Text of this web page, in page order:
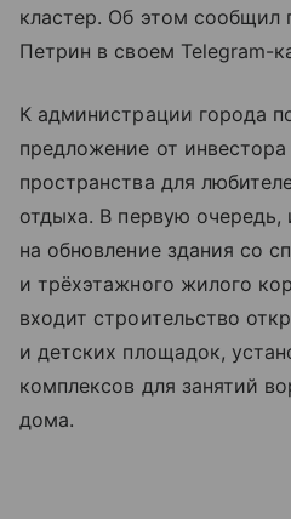
кластер. Об этом сообщил
Петрин в своем Telegram-
К администрации города
предложение от
пространства для
отдыха. В первую очередь,
на обновление здания со
и трёхэтажного жилого
входит строительство
и детских площадок,
комплексов для занятий
дома.